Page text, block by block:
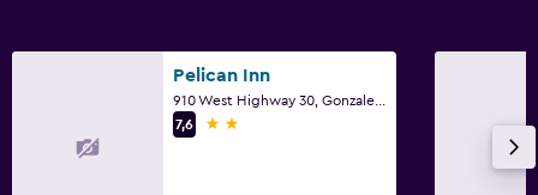
Pelican Inn
7,6
2 stjärnor